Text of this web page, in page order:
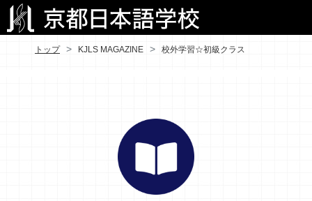
トップ KJLS MAGAZINE 校外学習☆初級クラス